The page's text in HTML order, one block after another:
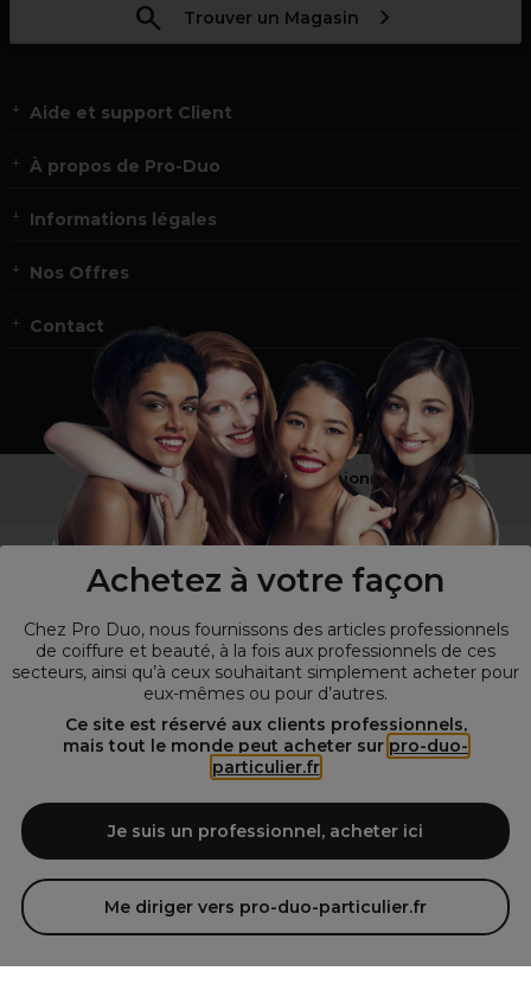
Achetez à votre façon
Chez Pro Duo, nous fournissons des articles professionnels
de coiffure et beauté, à la fois aux professionnels de ces
secteurs, ainsi qu’à ceux souhaitant simplement acheter pour
eux-mêmes ou pour d’autres.
Ce site est réservé aux clients professionnels,
mais tout le monde peut acheter sur pro-duo-
particulier.fr
Je suis un professionnel, acheter ici
Me diriger vers pro-duo-particulier.fr
Trouver un Magasin
Aide et support Client
À propos de Pro-Duo
Informations légales
Nos Offres
Contact
Vous n’êtes pas un professionnel ?
Visitez notre site pourles particuliers !
© Tous droits réservés © Pro-Duo
Spécialiste de la coiffure et de la beauté, nous vous proposons une
large sélection de produits professionnels pour la coiffure et
l'esthétique autour d'un choix de grandes marques qui font de Pro-
de beauté! Notre gamme de produits s’adresse également à tous ceux
qui sont à la recherche de produits et d'accessoires de coiffure et de
matériel esthétique de qualité.